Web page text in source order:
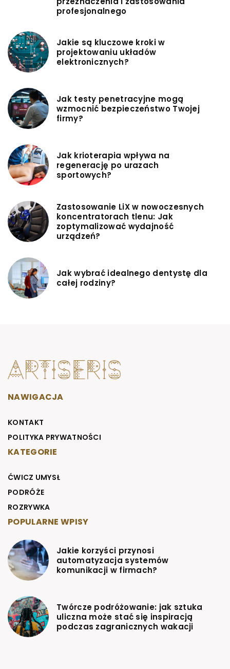
profesjonalnego
Jakie są kluczowe kroki w
projektowaniu układów
elektronicznych?
Jak testy penetracyjne mogą
wzmocnić bezpieczeństwo Twojej
firmy?
Jak krioterapia wpływa na
regenerację po urazach
sportowych?
Zastosowanie LiX w nowoczesnych
koncentratorach tlenu: Jak
zoptymalizować wydajność
urządzeń?
Jak wybrać idealnego dentystę dla
całej rodziny?
NAWIGACJA
KONTAKT
POLITYKA PRYWATNOŚCI
KATEGORIE
ĆWICZ UMYSŁ
PODRÓŻE
ROZRYWKA
POPULARNE WPISY
Jakie korzyści przynosi
automatyzacja systemów
komunikacji w firmach?
Twórcze podróżowanie: jak sztuka
uliczna może stać się inspiracją
podczas zagranicznych wakacji